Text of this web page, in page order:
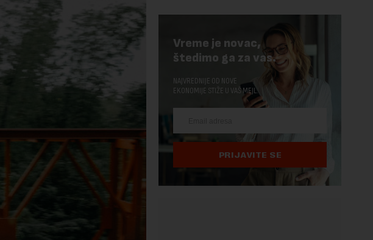
Vreme je novac,
štedimo ga za vas.
NAJVREDNIJE OD NOVE
EKONOMIJE STIŽE U VAŠ MEJL.
PRIJAVITE SE